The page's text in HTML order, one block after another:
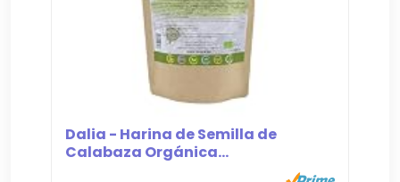
Dalia - Harina de Semilla de
Calabaza Orgánica...